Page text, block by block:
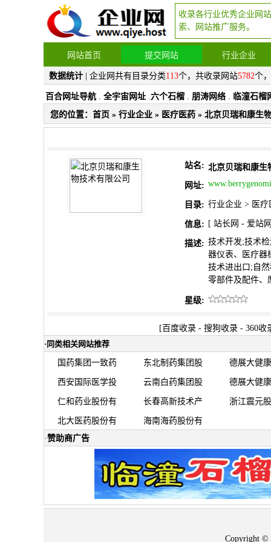
收录各行业优秀企业网
索、网站推广服务。
网站首页 提交网站 行业企业
数据统计 | 企业网共有目录分类113个，共收录网站5782个
百合网址导航 . 全宇宙网址 .六个石榴 . 朋涛网络 .
临潼石榴
您的位置： 首页 » 行业企业 » 医疗医药 » 北京贝瑞和康生
站名: 北京贝瑞和康生
网址:
目录: 行业企业 > 医疗
信息: [ 站长网 - 爱站
描述: 技术开发;技术
器仪表、医疗器
技术进出口;自
零部件及配件、
星级:
[ 百度收录 - 搜狗收录 - 360收
· 同类相关网站推荐
国药集团一致药 东北制药集团股 德展大健
西安国际医学投 云南白药集团股 德展大健
仁和药业股份有 长春高新技术产 浙江震元
北大医药股份有
海南海药股份有
·赞助商广告
Copyright ©